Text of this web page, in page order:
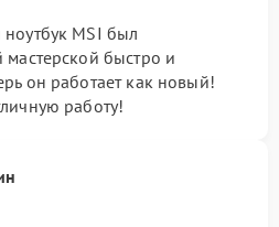
MSI был
мастерской быстро и
он работает как новый!
работу!